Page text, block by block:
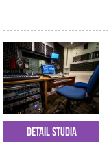
Detail studia